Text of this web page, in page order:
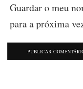
Guardar o meu
para a próxima